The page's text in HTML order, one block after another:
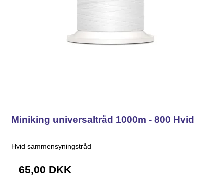
Miniking universaltråd 1000m - 800 Hvid
Hvid sammensyningstråd
65,00 DKK